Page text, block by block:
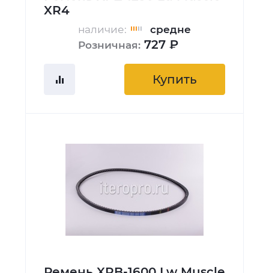
XR4
наличие:
средне
Розничная: 727 ₽
Купить